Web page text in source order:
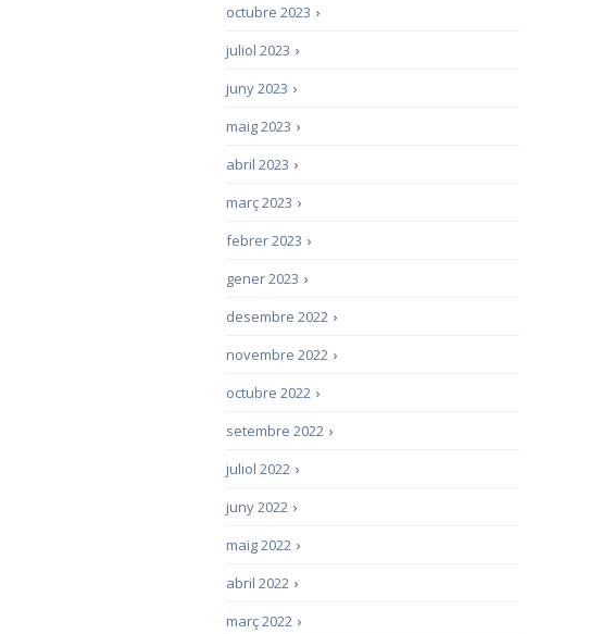
›
octubre 2023
›
juliol 2023
›
juny 2023
›
maig 2023
›
abril 2023
›
març 2023
›
febrer 2023
›
gener 2023
›
desembre 2022
›
novembre 2022
›
octubre 2022
›
setembre 2022
›
juliol 2022
›
juny 2022
›
maig 2022
›
abril 2022
›
març 2022